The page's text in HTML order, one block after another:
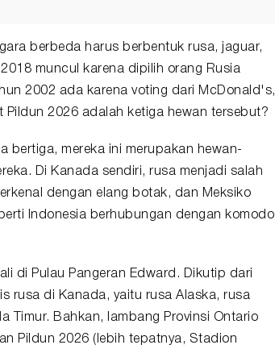
berbeda harus berbentuk rusa, jaguar,
muncul karena dipilih orang Rusia
2002 ada karena voting dari McDonald's,
Pildun 2026 adalah ketiga hewan tersebut?
bertiga, mereka ini merupakan hewan-
Di Kanada sendiri, rusa menjadi salah
dengan elang botak, dan Meksiko
Indonesia berhubungan dengan komodo
di Pulau Pangeran Edward. Dikutip dari
rusa di Kanada, yaitu rusa Alaska, rusa
Timur. Bahkan, lambang Provinsi Ontario
Pildun 2026 (lebih tepatnya, Stadion